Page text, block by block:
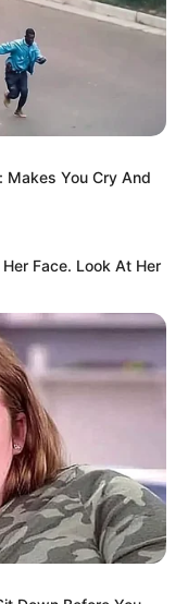
Next Article
Magyar Péter
bevett egy levél
most jött a
egyenesen Varga
Judittól
Makes You Cry And
Face. Look At Her